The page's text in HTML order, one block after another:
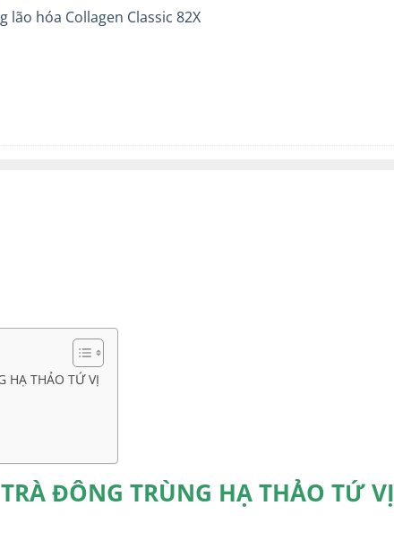
lão hóa Collagen Classic 82X
HẠ THẢO TỨ VỊ
ĐÔNG TRÙNG HẠ THẢO TỨ VỊ